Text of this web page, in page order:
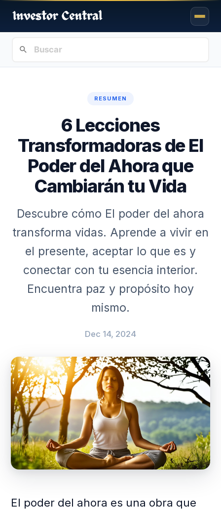
RESUMEN
6 Lecciones
Transformadoras de El
Poder del Ahora que
Cambiarán tu Vida
Descubre cómo El poder del ahora
transforma vidas. Aprende a vivir en
el presente, aceptar lo que es y
conectar con tu esencia interior.
Encuentra paz y propósito hoy
mismo.
Dec 14, 2024
El poder del ahora es una obra que